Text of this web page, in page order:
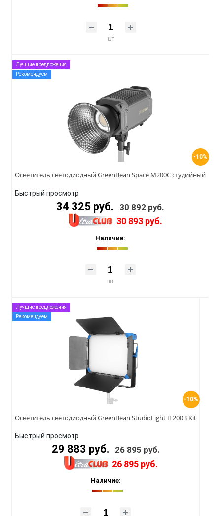
шт
-10%
Лучшие предложения
Рекомендуем
Осветитель cветодиодный GreenBean Space M200C студийный
Быстрый просмотр
34 325 руб. 30 892 руб.
30 893 руб.
Наличие:
шт
-10%
Лучшие предложения
Рекомендуем
Осветитель светодиодный GreenBean StudioLight II 200B Kit
Быстрый просмотр
29 883 руб. 26 895 руб.
26 895 руб.
Наличие: